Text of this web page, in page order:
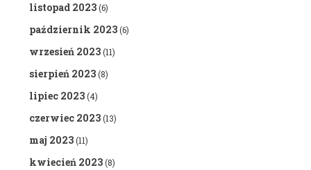
listopad 2023(6)
październik 2023(6)
wrzesień 2023(11)
sierpień 2023(8)
lipiec 2023(4)
czerwiec 2023(13)
maj 2023(11)
kwiecień 2023(8)